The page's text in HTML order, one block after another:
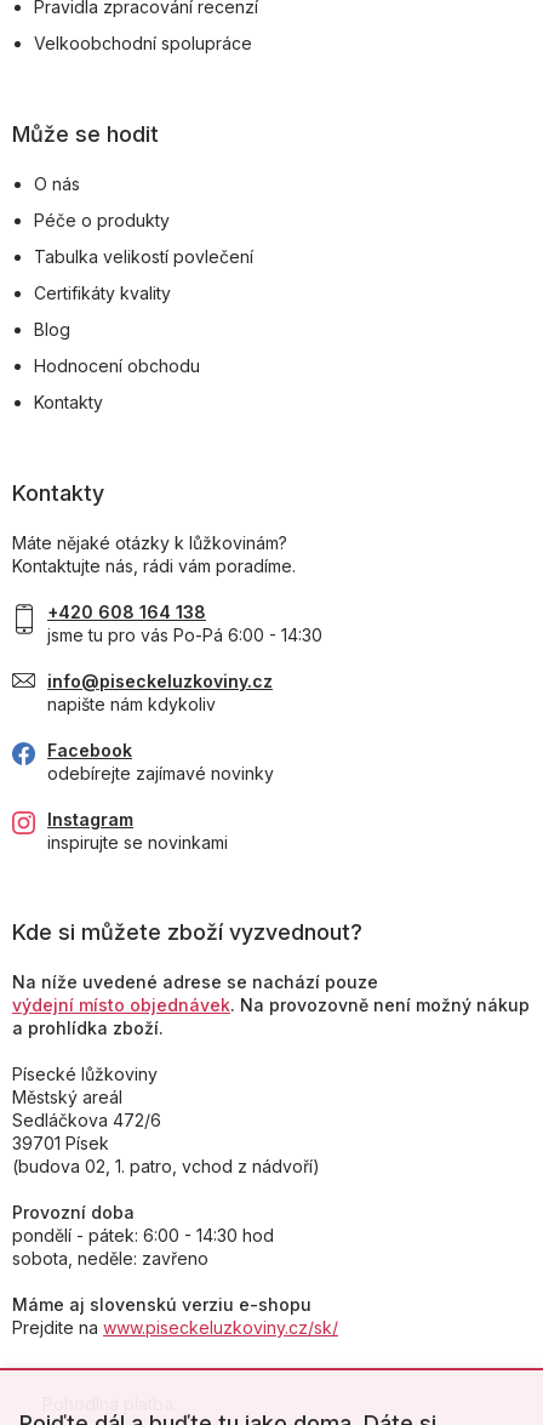
Pravidla zpracování recenzí
Velkoobchodní spolupráce
Může se hodit
O nás
Péče o produkty
Tabulka velikostí povlečení
Certifikáty kvality
Blog
Hodnocení obchodu
Kontakty
Kontakty
Máte nějaké otázky k lůžkovinám?
Kontaktujte nás, rádi vám poradíme.
+420 608 164 138
jsme tu pro vás Po-Pá 6:00 - 14:30
info@piseckeluzkoviny.cz
napište nám kdykoliv
Facebook
odebírejte zajímavé novinky
Instagram
inspirujte se novinkami
Kde si můžete zboží vyzvednout?
Na níže uvedené adrese se nachází pouze
výdejní místo objednávek. Na provozovně není možný nákup
a prohlídka zboží.
Písecké lůžkoviny
Městský areál
Sedláčkova 472/6
39701 Písek
(budova 02, 1. patro, vchod z nádvoří)
Provozní doba
pondělí - pátek: 6:00 - 14:30 hod
sobota, neděle: zavřeno
Máme aj slovenskú verziu e-shopu
Prejdite na www.piseckeluzkoviny.cz/sk/